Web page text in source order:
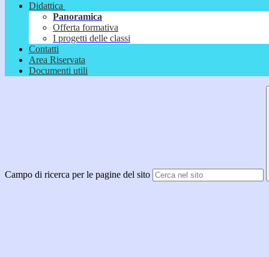
Didattica
Panoramica
Offerta formativa
I progetti delle classi
Contatti
Area Riservata
Documenti utili
Campo di ricerca per le pagine del sito